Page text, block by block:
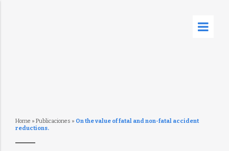
Home » Publicaciones » On the value of fatal and non-fatal accident
reductions.